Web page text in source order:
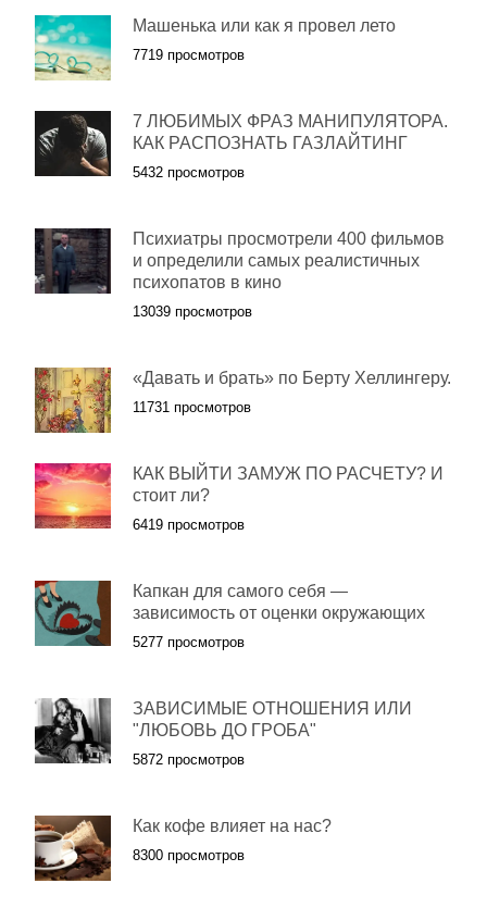
Машенька или как я провел лето
7719 просмотров
7 ЛЮБИМЫХ ФРАЗ МАНИПУЛЯТОРА.
КАК РАСПОЗНАТЬ ГАЗЛАЙТИНГ
5432 просмотров
Психиатры просмотрели 400 фильмов
и определили самых реалистичных
психопатов в кино
13039 просмотров
«Давать и брать» по Берту Хеллингеру.
11731 просмотров
КАК ВЫЙТИ ЗАМУЖ ПО РАСЧЕТУ? И
стоит ли?
6419 просмотров
Капкан для самого себя —
зависимость от оценки окружающих
5277 просмотров
ЗАВИСИМЫЕ ОТНОШЕНИЯ ИЛИ
"ЛЮБОВЬ ДО ГРОБА"
5872 просмотров
Как кофе влияет на нас?
8300 просмотров